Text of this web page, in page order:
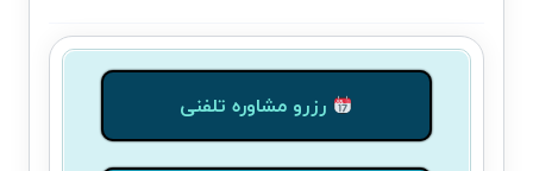
رزرو مشاوره تلفنی